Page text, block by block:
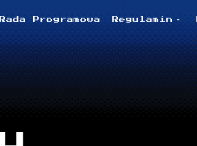
Rada Programowa Regulamin